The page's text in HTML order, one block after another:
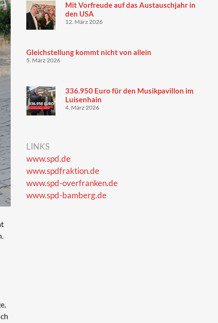
Mit Vorfreude auf das Austauschjahr in
den USA
12. März 2026
Gleichstellung kommt nicht von allein
5. März 2026
336.950 Euro für den Musikpavillon im
Luisenhain
4. März 2026
LINKS
www.spd.de
www.spdfraktion.de
www.spd-overfranken.de
www.spd-bamberg.de